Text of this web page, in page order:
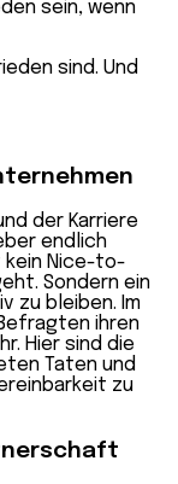
sein, wenn
der Karriere
endlich
kein Nice-to-
Sondern ein
zu bleiben. Im
ihren
Hier sind die
Taten und
zu